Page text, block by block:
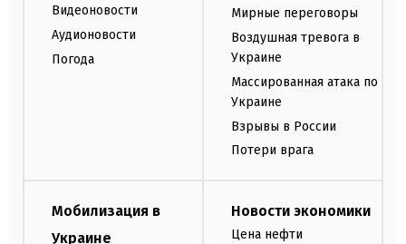
Видеоновости
Аудионовости
Погода
Мирные переговоры
Воздушная тревога в
Украине
Массированная атака по
Украине
Взрывы в России
Потери врага
Мобилизация в
Украине
Новости экономики
Цена нефти